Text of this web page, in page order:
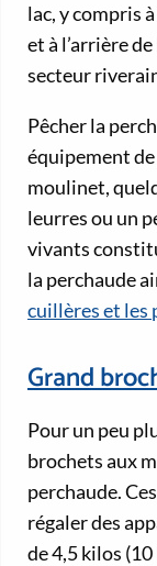
lac, y compris
et à l’arrière
secteur
Pêcher la
équipement de
moulinet,
leurres ou un
vivants
la perchaude
cuillères et les
Grand
Pour un peu
brochets aux
perchaude.
régaler des
de 4,5 kilos